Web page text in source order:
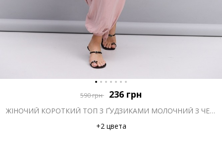
590грн 236 грн
ЖІНОЧИЙ КОРОТКИЙ ТОП З ҐУДЗИКАМИ МОЛОЧНИЙ З ЧЕРВОНИМ КВІТКОВИМ ВІЗЕРУНКОМ
+2 цвета